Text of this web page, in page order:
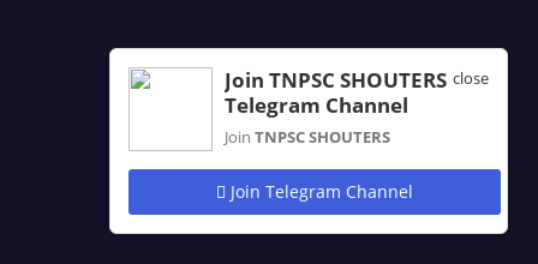
close
Join TNPSC SHOUTERS
Telegram Channel
Join TNPSC SHOUTERS
Join Telegram Channel